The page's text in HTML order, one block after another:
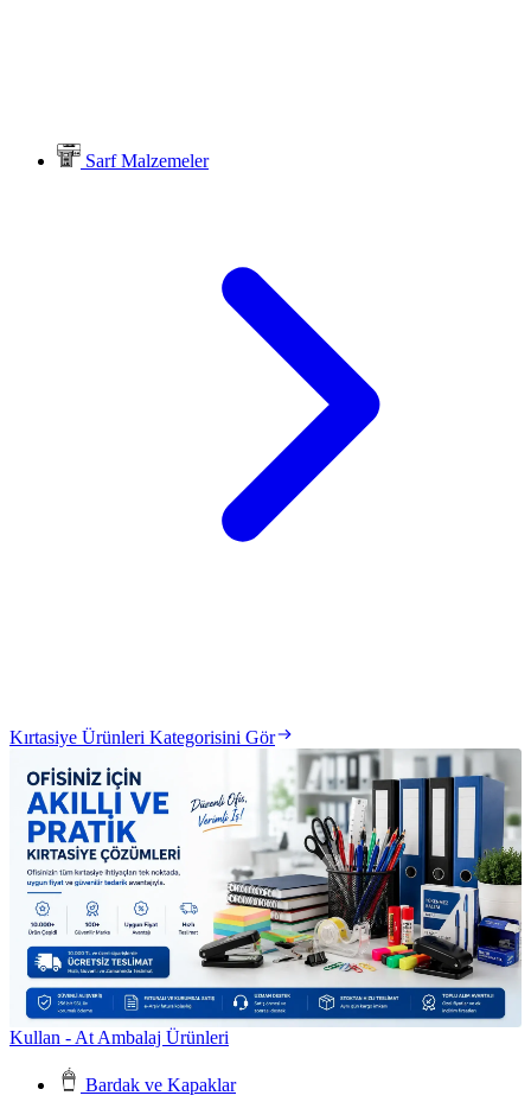
Sarf Malzemeler
Kırtasiye Ürünleri Kategorisini Gör
Kullan - At Ambalaj Ürünleri
Bardak ve Kapaklar